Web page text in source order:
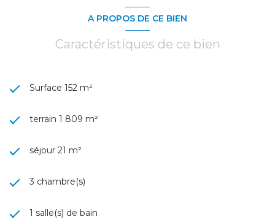
A PROPOS DE CE BIEN
Caractéristiques de ce bien
Surface 152 m²
terrain 1 809 m²
séjour 21 m²
3 chambre(s)
1 salle(s) de bain